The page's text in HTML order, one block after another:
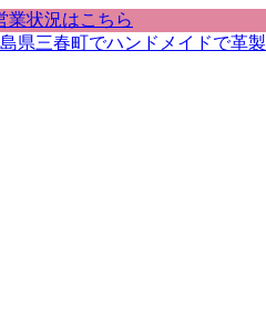
業状況はこちら
県三春町でハンドメイドで革